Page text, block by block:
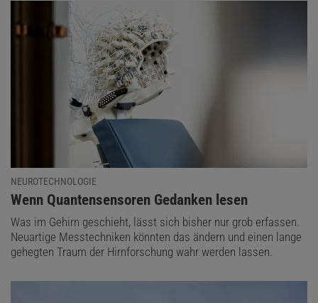
NEUROTECHNOLOGIE
:
Wenn Quantensensoren Gedanken lesen
Was im Gehirn geschieht, lässt sich bisher nur grob erfassen.
Neuartige Messtechniken könnten das ändern und einen lange
gehegten Traum der Hirnforschung wahr werden lassen.